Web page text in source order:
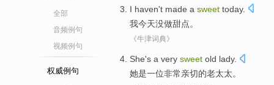
全部
音频例句
视频例句
权威例句
I haven't made a sweet today.
我今天没做甜点。
《牛津词典》
She's a very sweet old lady.
她是一位非常亲切的老太太。